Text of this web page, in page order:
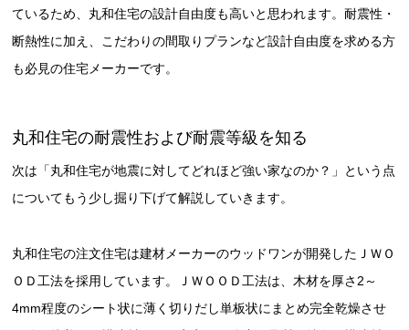
ているため、丸和住宅の設計自由度も高いと思われます。耐震性・
断熱性に加え、こだわりの間取りプランなど設計自由度を求める方
も必見の住宅メーカーです。
丸和住宅の耐震性および耐震等級を知る
次は「丸和住宅が地震に対してどれほど強い家なのか？」という点
についてもう少し掘り下げて解説していきます。
丸和住宅の注文住宅は建材メーカーのウッドワンが開発したＪＷＯ
ＯＤ工法を採用しています。ＪＷＯＯＤ工法は、木材を厚さ2～
4mm程度のシート状に薄く切りだし単板状にまとめ完全乾燥させ